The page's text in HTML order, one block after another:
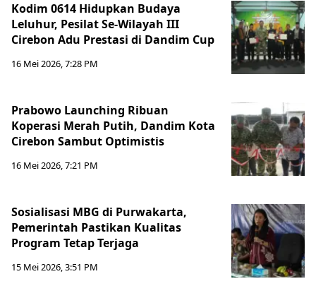
Kodim 0614 Hidupkan Budaya
Leluhur, Pesilat Se-Wilayah III
Cirebon Adu Prestasi di Dandim Cup
16 Mei 2026, 7:28 PM
Prabowo Launching Ribuan
Koperasi Merah Putih, Dandim Kota
Cirebon Sambut Optimistis
16 Mei 2026, 7:21 PM
Sosialisasi MBG di Purwakarta,
Pemerintah Pastikan Kualitas
Program Tetap Terjaga
15 Mei 2026, 3:51 PM